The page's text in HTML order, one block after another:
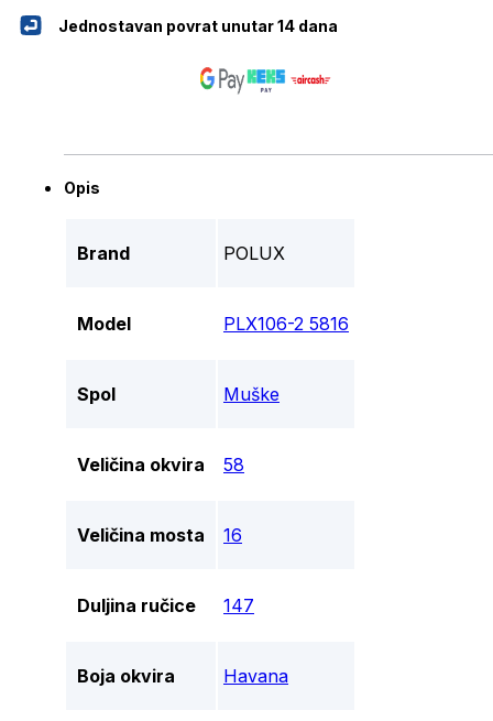
Jednostavan povrat unutar 14 dana
Opis
Brand POLUX
Model PLX106-2 5816
Spol Muške
Veličina okvira 58
Veličina mosta 16
Duljina ručice 147
Boja okvira Havana